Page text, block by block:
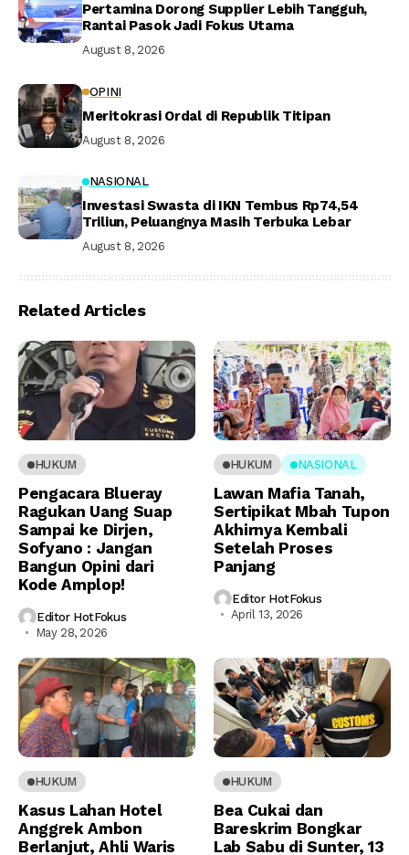
Pertamina Dorong Supplier Lebih Tangguh,
Rantai Pasok Jadi Fokus Utama
August 8, 2026
OPINI
Meritokrasi Ordal di Republik Titipan
August 8, 2026
NASIONAL
Investasi Swasta di IKN Tembus Rp74,54
Triliun, Peluangnya Masih Terbuka Lebar
August 8, 2026
Related Articles
HUKUM
Pengacara Blueray
Ragukan Uang Suap
Sampai ke Dirjen,
Sofyano : Jangan
Bangun Opini dari
Kode Amplop!
Editor HotFokus
May 28, 2026
HUKUM NASIONAL
Lawan Mafia Tanah,
Sertipikat Mbah Tupon
Akhirnya Kembali
Setelah Proses
Panjang
Editor HotFokus
April 13, 2026
HUKUM
Kasus Lahan Hotel
Anggrek Ambon
Berlanjut, Ahli Waris
HUKUM
Bea Cukai dan
Bareskrim Bongkar
Lab Sabu di Sunter, 13